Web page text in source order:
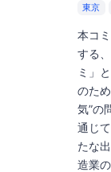
東京
本コ
する
ミ」
のた
気”の
通じ
たな
造業